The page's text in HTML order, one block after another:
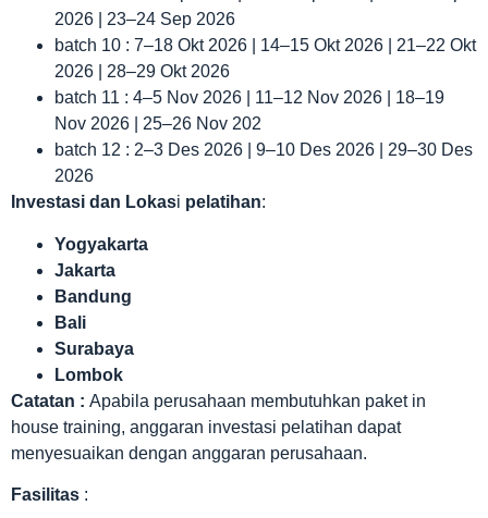
2026 | 23–24 Sep 2026
batch 10 : 7–18 Okt 2026 | 14–15 Okt 2026 | 21–22 Okt
2026 | 28–29 Okt 2026
batch 11 : 4–5 Nov 2026 | 11–12 Nov 2026 | 18–19
Nov 2026 | 25–26 Nov 202
batch 12 : 2–3 Des 2026 | 9–10 Des 2026 | 29–30 Des
2026
Investasi dan Lokasi pelatihan:
Yogyakarta
Jakarta
Bandung
Bali
Surabaya
Lombok
Catatan : Apabila perusahaan membutuhkan paket in
house training, anggaran investasi pelatihan dapat
menyesuaikan dengan anggaran perusahaan.
Fasilitas :